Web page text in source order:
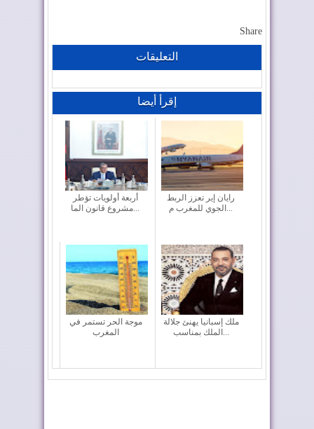
Share
التعليقات
إقرأ أيضا
أربعة أولويات تؤطر
رايان إير تعزز الربط
موجة الحر تستمر في
المغرب
ملك إسبانيا يهنئ جلالة
الملك بمناسب...